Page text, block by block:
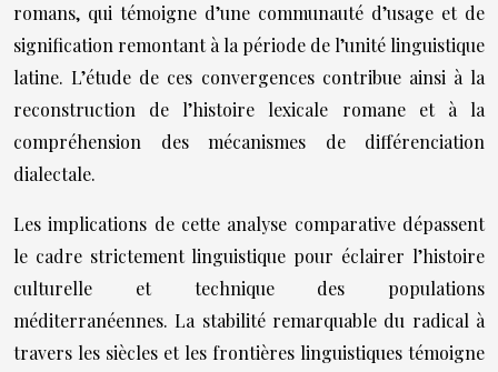
romans, qui témoigne d’une communauté d’usage et de
signification remontant à la période de l’unité linguistique
latine. L’étude de ces convergences contribue ainsi à la
reconstruction de l’histoire lexicale romane et à la
compréhension des mécanismes de différenciation
dialectale.
Les implications de cette analyse comparative dépassent
le cadre strictement linguistique pour éclairer l’histoire
culturelle et technique des populations
méditerranéennes. La stabilité remarquable du radical à
travers les siècles et les frontières linguistiques témoigne